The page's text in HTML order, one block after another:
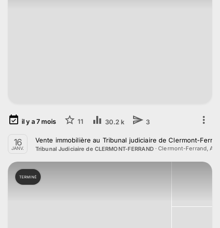
il y a7mois 11 30.2 k 3
16
JANV.
Vente immobilière au Tribunal judiciaire de Clermont-
Tribunal Judiciaire de CLERMONT-FERRAND·Clermont-Ferrand,
TERMINÉ